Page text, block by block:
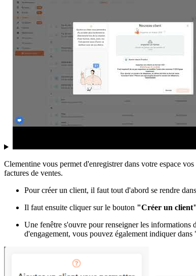
Clementine vous permet d'enregistrer dans votre espace
factures de ventes.
Pour créer un client, il faut tout d'abord se rendre
Il faut ensuite cliquer sur le bouton "Créer un client"
Une fenêtre s'ouvre pour renseigner les
d'engagement, vous pouvez également indiquer